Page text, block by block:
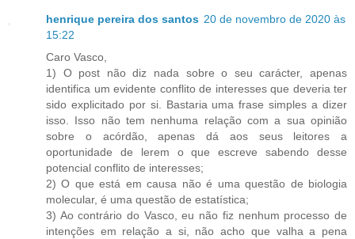
henrique pereira dos santos 20 de novembro de 2020 às
15:22
Caro Vasco,
1) O post não diz nada sobre o seu carácter, apenas
identifica um evidente conflito de interesses que deveria ter
sido explicitado por si. Bastaria uma frase simples a dizer
isso. Isso não tem nenhuma relação com a sua opinião
sobre o acórdão, apenas dá aos seus leitores a
oportunidade de lerem o que escreve sabendo desse
potencial conflito de interesses;
2) O que está em causa não é uma questão de biologia
molecular, é uma questão de estatística;
3) Ao contrário do Vasco, eu não fiz nenhum processo de
intenções em relação a si, não acho que valha a pena